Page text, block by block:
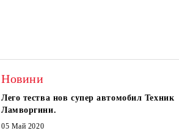
Новини
Лего тества нов супер автомобил Техник
Ламворгини.
05 Май 2020